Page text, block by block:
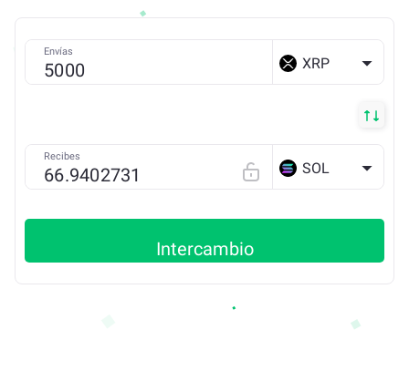
Envías
XRP
Recibes
SOL
Intercambio